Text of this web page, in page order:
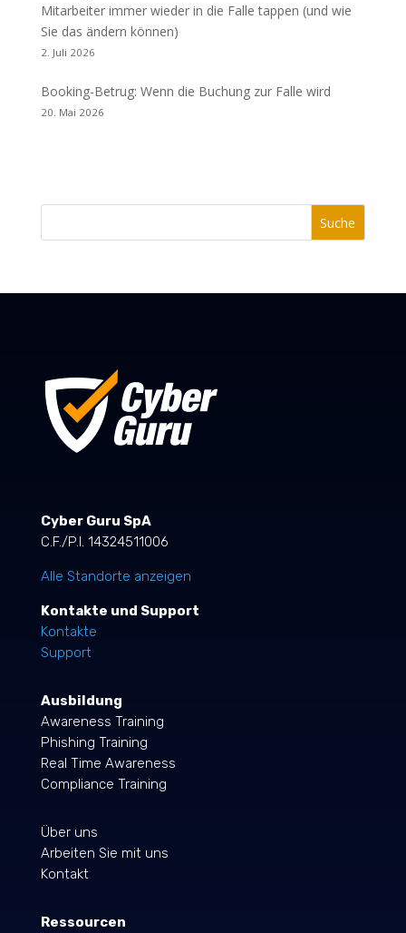
Mitarbeiter immer wieder in die Falle tappen (und wie
Sie das ändern können)
2. Juli 2026
Booking-Betrug: Wenn die Buchung zur Falle wird
20. Mai 2026
Suche
Cyber Guru SpA
C.F./P.I. 14324511006
Alle Standorte anzeigen
Kontakte und Support
Kontakte
Support
Ausbildung
Awareness Training
Phishing Training
Real Time Awareness
Compliance Training
Über uns
Arbeiten Sie mit uns
Kontakt
Ressourcen